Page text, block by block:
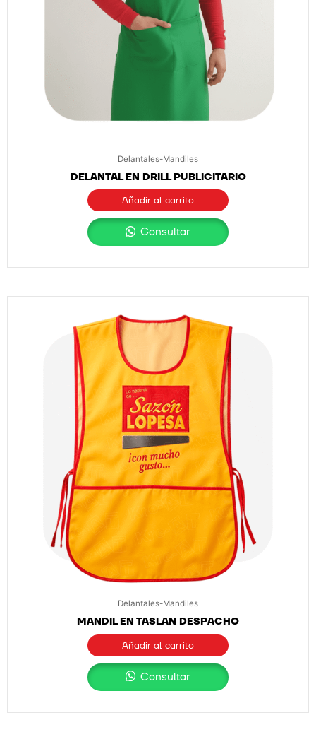
Delantales-Mandiles
DELANTAL EN DRILL PUBLICITARIO
Añadir al carrito
Consultar
Delantales-Mandiles
MANDIL EN TASLAN DESPACHO
Añadir al carrito
Consultar